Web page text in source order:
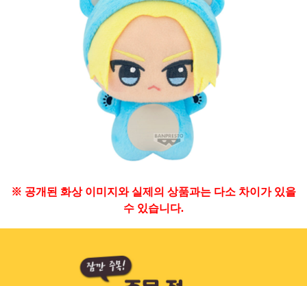
※ 공개된 화상 이미지와 실제의 상품과는 다소 차이가 있을
수 있습니다.